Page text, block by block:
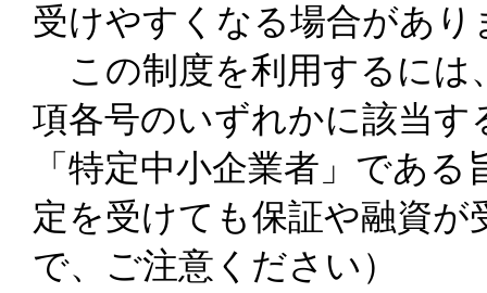
受けやすくなる場合があり
この制度を利用するには
項各号のいずれかに該当
「特定中小企業者」であ
定を受けても保証や融資
で、ご注意ください）